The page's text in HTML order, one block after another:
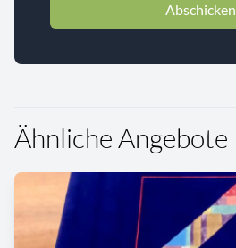
Abschicken
Ähnliche Angebote